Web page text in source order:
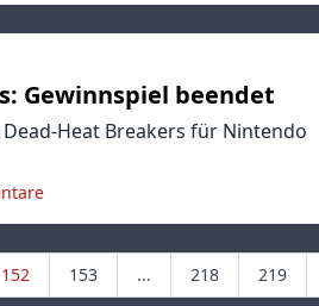
Gewinnspiel beendet
Heat Breakers für Nintendo
152 153 ... 218 219